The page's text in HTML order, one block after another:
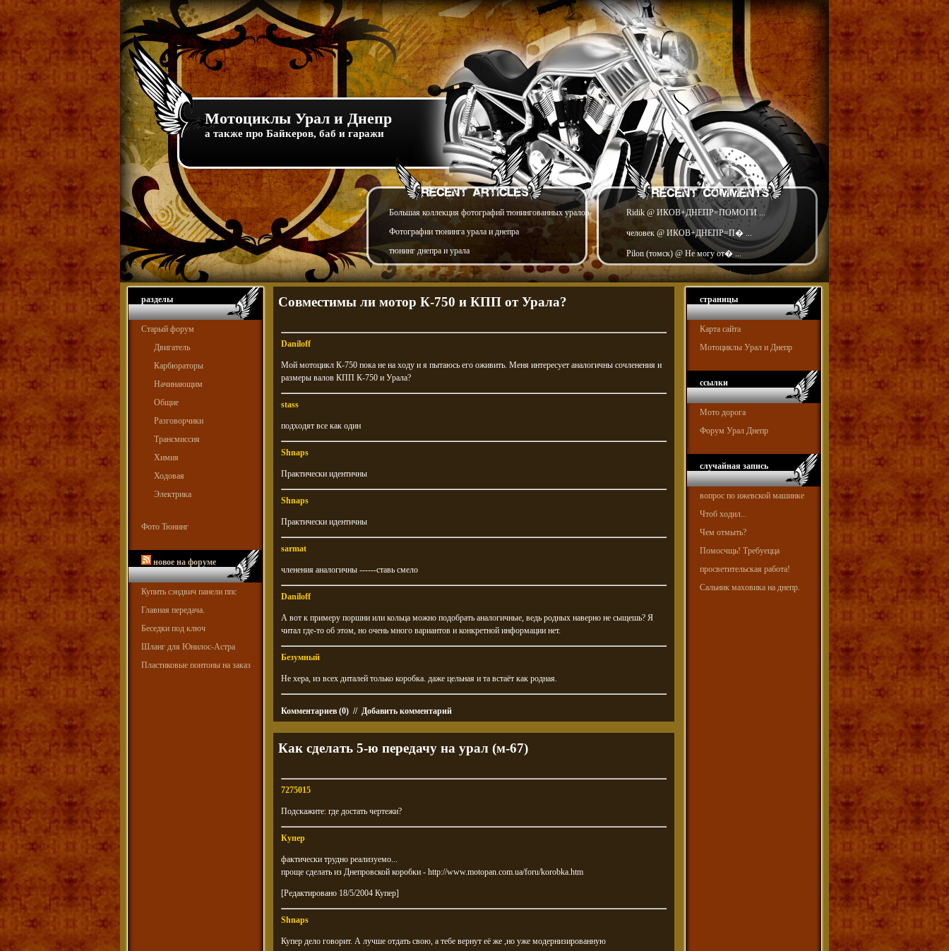
Мотоциклы Урал и Днепр
а также про Байкеров, баб и гаражи
Большая коллекция фотографий тюнингованных уралов
Фотографии тюнинга урала и днепра
тюнинг днепра и урала
Ridik @ ИКОВ+ДНЕПР=ПОМОГИ ...
человек @ ИКОВ+ДНЕПР=П� ...
Pilon (томск) @ Не могу от� ...
разделы
Старый форум
Двигатель
Карбюраторы
Начинающим
Общие
Разговорчики
Трансмиссия
Химия
Ходовая
Электрика
Фото Тюнинг
новое на форуме
Купить сэндвич панели ппс
Главная передача.
Беседки под ключ
Шланг для Юнилос-Астра
Пластиковые понтоны на заказ
Совместимы ли мотор К-750 и КПП от Урала?
Daniloff
Мой мотоцикл К-750 пока не на ходу и я пытаюсь его оживить. Меня интересует аналогичны сочленения и
размеры валов КПП К-750 и Урала?
stass
подходят все как один
Shnaps
Практически идентичны
Shnaps
Практически идентичны
sarmat
членения аналогичны ------ставь смело
Daniloff
А вот к примеру поршни или кольца можно подобрать аналогичные, ведь родных наверно не сыщешь? Я
читал где-то об этом, но очень много вариантов и конкретной информации нет.
Безумный
Не хера, из всех диталей только коробка. даже цельная и та встаёт как родная.
Комментариев (0) // Добавить комментарий
Как сделать 5-ю передачу на урал (м-67)
7275015
Подскажите: где достать чертежи?
Купер
фактически трудно реализуемо...
проще сделать из Днепровской коробки - http://www.motopan.com.ua/foru/korobka.htm
[Редактировано 18/5/2004 Купер]
Shnaps
Купер дело говорит. А лучше отдать свою, а тебе вернут её же ,но уже модернизированную
страницы
Карта сайта
Мотоциклы Урал и Днепр
ссылки
Мото дорога
Форум Урал Днепр
случайная запись
вопрос по ижевской машинке
Чтоб ходил...
Чем отмыть?
Помосчщь! Требуецца
просветительская работа!
Сальник маховика на днепр.